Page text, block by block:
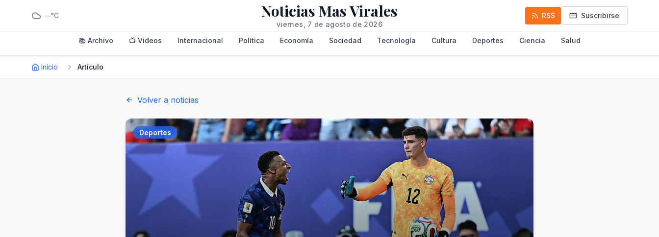
--°C Noticias Mas Virales
viernes, 7 de agosto de 2026
RSS Suscribirse
📚 Archivo 📺 Videos Internacional Política Economía Sociedad Tecnología Cultura Deportes Ciencia Salud
Inicio Artículo
Volver a noticias
Deportes